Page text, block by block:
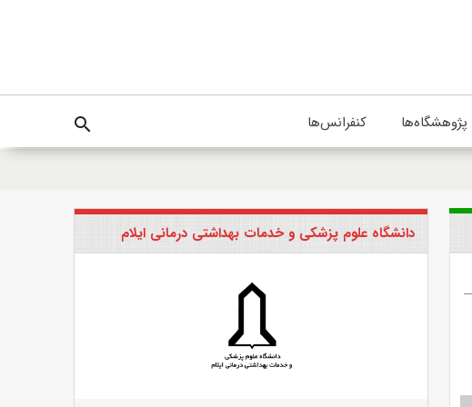
پژوهشگاه‌ها کنفرانس‌ها search
دانشگاه علوم پزشکی و خدمات بهداشتی درمانی ایلام